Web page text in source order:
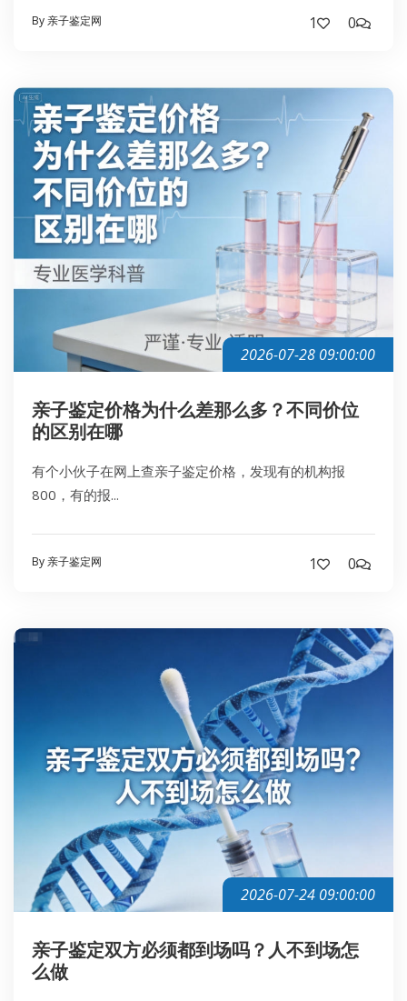
By 亲子鉴定网 1 0
2026-07-28 09:00:00
亲子鉴定价格为什么差那么多？不同价位
的区别在哪
有个小伙子在网上查亲子鉴定价格，发现有的机构报
800，有的报...
By 亲子鉴定网 1 0
2026-07-24 09:00:00
亲子鉴定双方必须都到场吗？人不到场怎
么做